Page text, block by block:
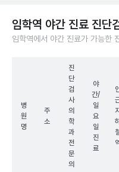
임학역 야간 진료 진단
임학역에서 야간 진료가 가능한
병
원
명
주
소
진
단
검
사
의
학
과
전
문
의
야
간/
일
요
일
진
료
지